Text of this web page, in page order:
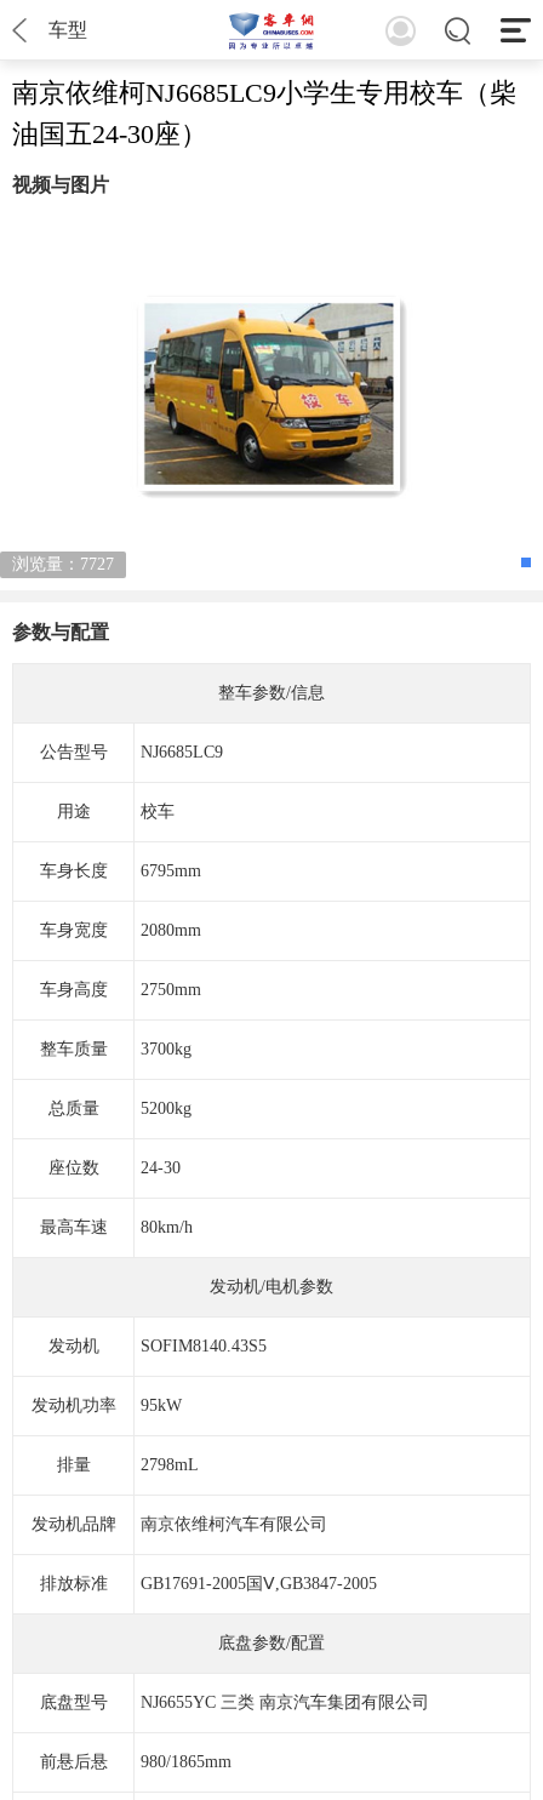
车型
南京依维柯NJ6685LC9小学生专用校车（柴
油国五24-30座）
视频与图片
浏览量：7727
参数与配置
整车参数/信息
公告型号 NJ6685LC9
用途 校车
车身长度 6795mm
车身宽度 2080mm
车身高度 2750mm
整车质量 3700kg
总质量 5200kg
座位数 24-30
最高车速 80km/h
发动机/电机参数
发动机 SOFIM8140.43S5
发动机功率 95kW
排量 2798mL
发动机品牌 南京依维柯汽车有限公司
排放标准 GB17691-2005国Ⅴ,GB3847-2005
底盘参数/配置
底盘型号 NJ6655YC 三类 南京汽车集团有限公司
前悬后悬 980/1865mm